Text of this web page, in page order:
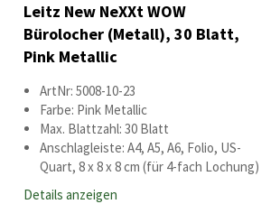
Leitz New NeXXt WOW
Bürolocher (Metall), 30 Blatt,
Pink Metallic
ArtNr: 5008-10-23
Farbe: Pink Metallic
Max. Blattzahl: 30 Blatt
Anschlagleiste: A4, A5, A6, Folio, US-
Quart, 8 x 8 x 8 cm (für 4-fach Lochung)
Details anzeigen